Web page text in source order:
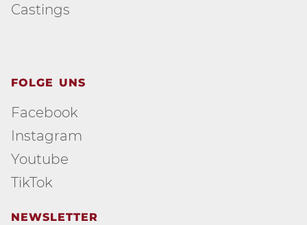
Castings
FOLGE UNS
Facebook
Instagram
Youtube
TikTok
NEWSLETTER